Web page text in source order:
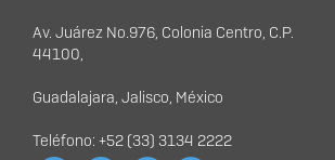
Av. Juárez No.976, Colonia Centro, C.P.
44100,
Guadalajara, Jalisco, México
Teléfono: +52 (33) 3134 2222